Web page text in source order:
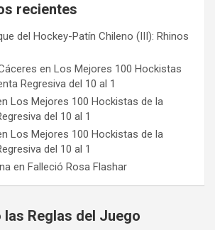
recientes
del Hockey-Patín Chileno (III): Rhinos
en Los Mejores 100 Hockistas
Regresiva del 10 al 1
Los Mejores 100 Hockistas de la
del 10 al 1
Los Mejores 100 Hockistas de la
del 10 al 1
en Falleció Rosa Flashar
Reglas del Juego